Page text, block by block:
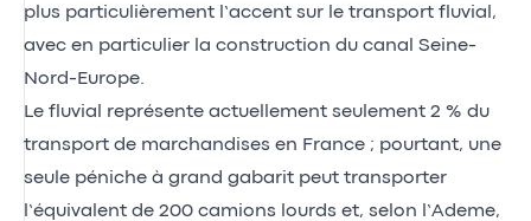
plus particulièrement l’accent sur le transport fluvial,
avec en particulier la construction du canal Seine-
Nord-Europe.
Le fluvial représente actuellement seulement 2 % du
transport de marchandises en France ; pourtant, une
seule péniche à grand gabarit peut transporter
l’équivalent de 200 camions lourds et, selon l’Ademe,